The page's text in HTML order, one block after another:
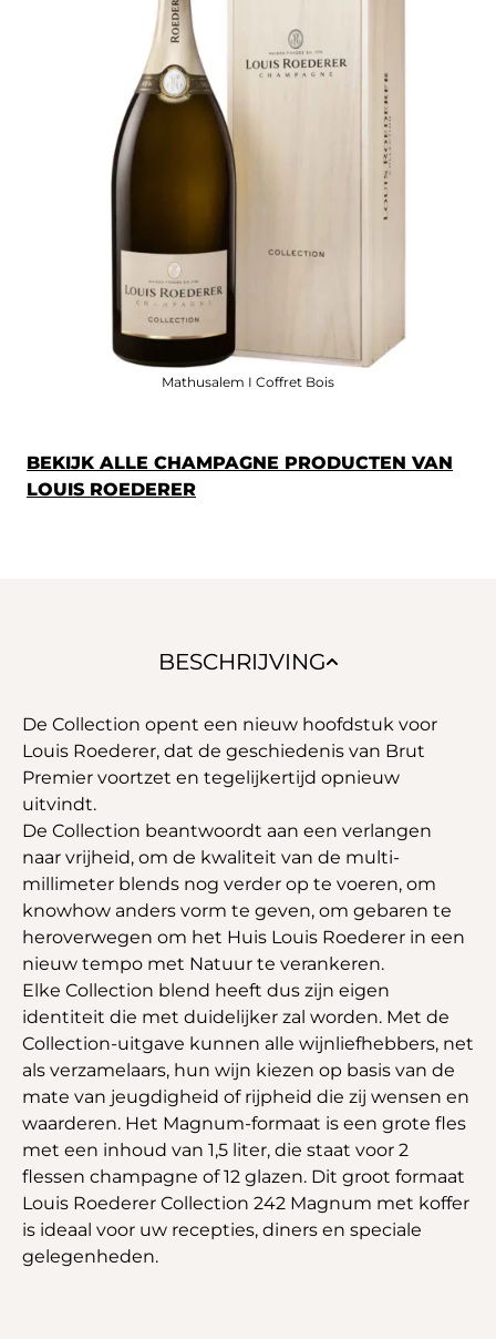
Mathusalem I Coffret Bois
BEKIJK ALLE CHAMPAGNE PRODUCTEN VAN
LOUIS ROEDERER
BESCHRIJVING
De Collection opent een nieuw hoofdstuk voor
Louis Roederer, dat de geschiedenis van Brut
Premier voortzet en tegelijkertijd opnieuw
uitvindt.
De Collection beantwoordt aan een verlangen
naar vrijheid, om de kwaliteit van de multi-
millimeter blends nog verder op te voeren, om
knowhow anders vorm te geven, om gebaren te
heroverwegen om het Huis Louis Roederer in een
nieuw tempo met Natuur te verankeren.
Elke Collection blend heeft dus zijn eigen
identiteit die met duidelijker zal worden. Met de
Collection-uitgave kunnen alle wijnliefhebbers, net
als verzamelaars, hun wijn kiezen op basis van de
mate van jeugdigheid of rijpheid die zij wensen en
waarderen. Het Magnum-formaat is een grote fles
met een inhoud van 1,5 liter, die staat voor 2
flessen champagne of 12 glazen. Dit groot formaat
Louis Roederer Collection 242 Magnum met koffer
is ideaal voor uw recepties, diners en speciale
gelegenheden.